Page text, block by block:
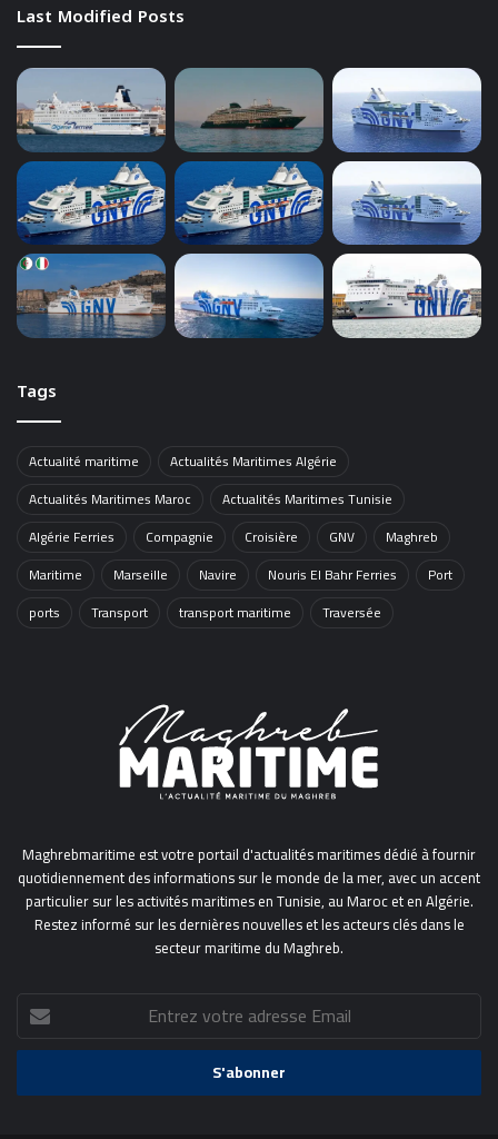
Last Modified Posts
Tags
Actualité maritime
Actualités Maritimes Algérie
Actualités Maritimes Maroc
Actualités Maritimes Tunisie
Algérie Ferries
Compagnie Croisière GNV
Maghreb
Maritime
Marseille Navire Nouris El Bahr Ferries
Port
ports
Transport transport maritime Traversée
Maghrebmaritime est votre portail d'actualités maritimes dédié à fournir
quotidiennement des informations sur le monde de la mer, avec un accent
particulier sur les activités maritimes en Tunisie, au Maroc et en Algérie.
Restez informé sur les dernières nouvelles et les acteurs clés dans le
secteur maritime du Maghreb.
Entrez
votre
adresse